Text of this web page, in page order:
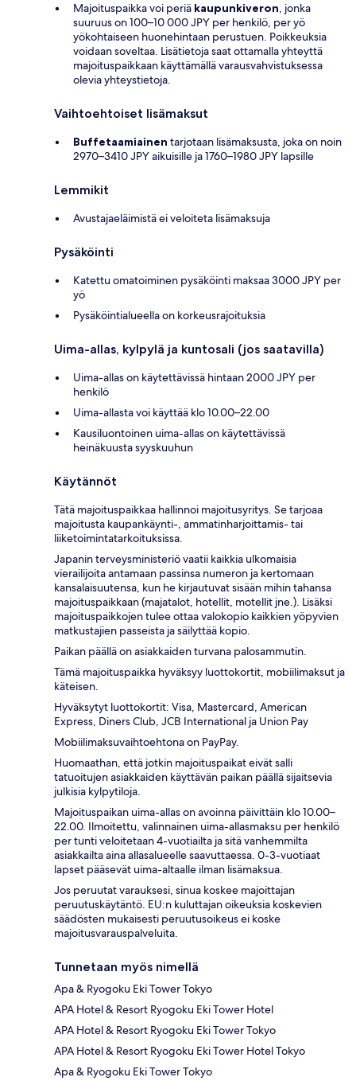
Majoituspaikka voi periä kaupunkiveron, jonka
suuruus on 100–10 000 JPY per henkilö, per yö
yökohtaiseen huonehintaan perustuen. Poikkeuksia
voidaan soveltaa. Lisätietoja saat ottamalla yhteyttä
majoituspaikkaan käyttämällä varausvahvistuksessa
olevia yhteystietoja.
Vaihtoehtoiset lisämaksut
Buffetaamiainen tarjotaan lisämaksusta, joka on noin
2970–3410 JPY aikuisille ja 1760–1980 JPY lapsille
Lemmikit
Avustajaeläimistä ei veloiteta lisämaksuja
Pysäköinti
Katettu omatoiminen pysäköinti maksaa 3000 JPY per
yö
Pysäköintialueella on korkeusrajoituksia
Uima-allas, kylpylä ja kuntosali (jos saatavilla)
Uima-allas on käytettävissä hintaan 2000 JPY per
henkilö
Uima-allasta voi käyttää klo 10.00–22.00
Kausiluontoinen uima-allas on käytettävissä
heinäkuusta syyskuuhun
Käytännöt
Tätä majoituspaikkaa hallinnoi majoitusyritys. Se tarjoaa
majoitusta kaupankäynti-, ammatinharjoittamis- tai
liiketoimintatarkoituksissa.
Japanin terveysministeriö vaatii kaikkia ulkomaisia
vierailijoita antamaan passinsa numeron ja kertomaan
kansalaisuutensa, kun he kirjautuvat sisään mihin tahansa
majoituspaikkaan (majatalot, hotellit, motellit jne.). Lisäksi
majoituspaikkojen tulee ottaa valokopio kaikkien yöpyvien
matkustajien passeista ja säilyttää kopio.
Paikan päällä on asiakkaiden turvana palosammutin.
Tämä majoituspaikka hyväksyy luottokortit, mobiilimaksut ja
käteisen.
Hyväksytyt luottokortit: Visa, Mastercard, American
Express, Diners Club, JCB International ja Union Pay
Mobiilimaksuvaihtoehtona on PayPay.
Huomaathan, että jotkin majoituspaikat eivät salli
tatuoitujen asiakkaiden käyttävän paikan päällä sijaitsevia
julkisia kylpytiloja.
Majoituspaikan uima-allas on avoinna päivittäin klo 10.00–
22.00. Ilmoitettu, valinnainen uima-allasmaksu per henkilö
per tunti veloitetaan 4-vuotiailta ja sitä vanhemmilta
asiakkailta aina allasalueelle saavuttaessa. 0-3-vuotiaat
lapset pääsevät uima-altaalle ilman lisämaksua.
Jos peruutat varauksesi, sinua koskee majoittajan
peruutuskäytäntö. EU:n kuluttajan oikeuksia koskevien
säädösten mukaisesti peruutusoikeus ei koske
majoitusvarauspalveluita.
Tunnetaan myös nimellä
Apa & Ryogoku Eki Tower Tokyo
APA Hotel & Resort Ryogoku Eki Tower Hotel
APA Hotel & Resort Ryogoku Eki Tower Tokyo
APA Hotel & Resort Ryogoku Eki Tower Hotel Tokyo
Apa & Ryogoku Eki Tower Tokyo